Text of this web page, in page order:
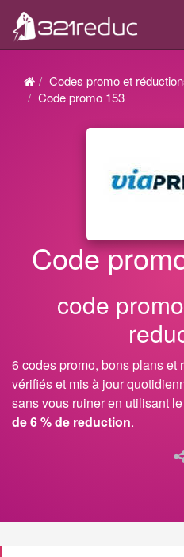
Codes promo et
Code promo 153
Code
code
6 codes promo, bons plans et
vérifiés et mis à jour
sans vous ruiner en utilisant
de 6 % de reduction.